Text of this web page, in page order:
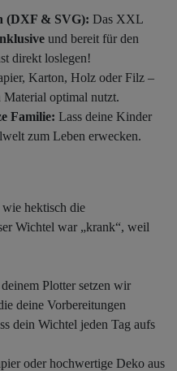
(DXF & SVG): Das XXL
und bereit für den
direkt loslegen!
Karton, Holz oder Filz –
optimal nutzt.
Familie: Lass deine Kinder
zum Leben erwecken.
wie hektisch die
Wichtel war „krank“, weil
Plotter setzen wir
deine Vorbereitungen
dein Wichtel jeden Tag aufs
oder hochwertige Deko aus